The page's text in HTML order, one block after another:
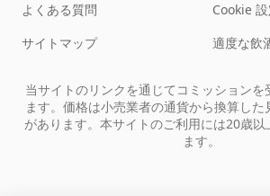
よくある質問
サイトマップ
Cookie
適度な飲
当サイトのリンクを通じてコミッションを
ます。価格は小売業者の通貨から換算した
があります。本サイトのご利用には20歳以
ます。